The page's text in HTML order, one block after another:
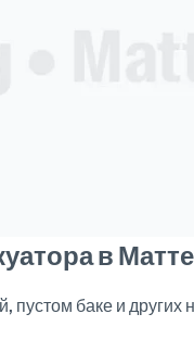
в
баке и других